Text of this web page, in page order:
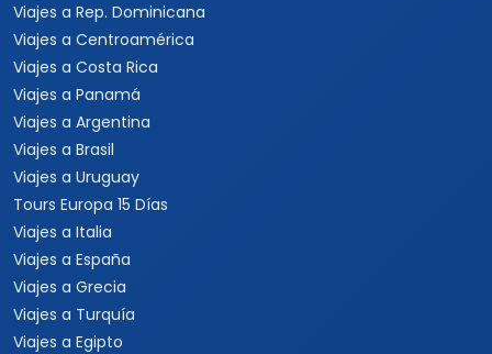
Viajes a Rep. Dominicana
Viajes a Centroamérica
Viajes a Costa Rica
Viajes a Panamá
Viajes a Argentina
Viajes a Brasil
Viajes a Uruguay
Tours Europa 15 Días
Viajes a Italia
Viajes a España
Viajes a Grecia
Viajes a Turquía
Viajes a Egipto